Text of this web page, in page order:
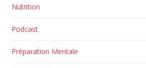
Nutrition
Podcast
Préparation Mentale